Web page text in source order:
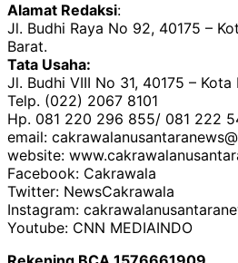
Alamat Redaksi:
Jl. Budhi Raya No 92, 40175 –
Barat.
Tata Usaha:
Jl. Budhi VIII No 31, 40175 –
Telp. (022) 2067 8101
Hp. 081 220 296 855/ 081 222
email:
website:
Facebook: Cakrawala
Twitter: NewsCakrawala
Instagram:
Youtube: CNN MEDIAINDO